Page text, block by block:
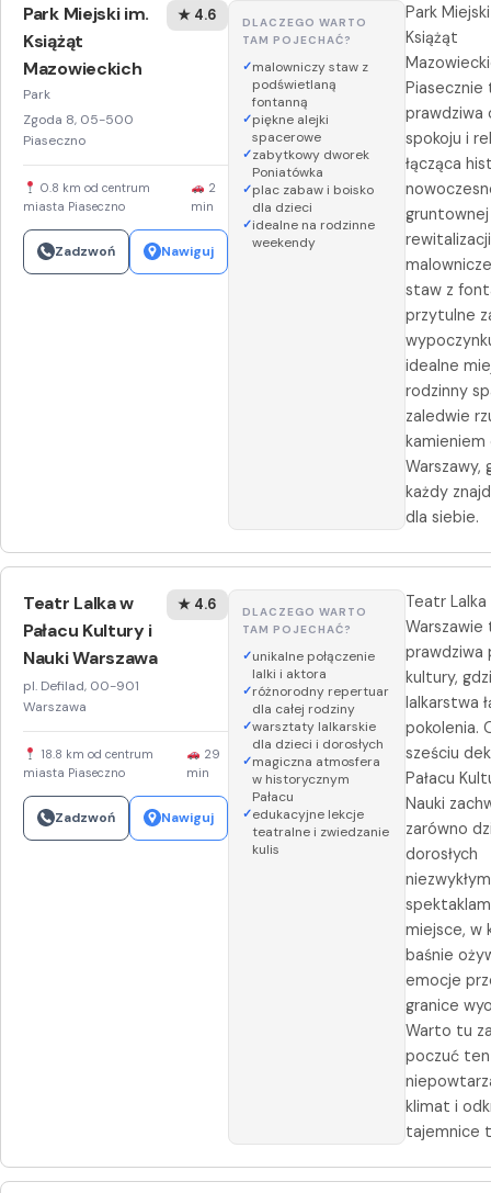
Park Miejski im.
Książąt
Mazowieckich
Park
Zgoda 8, 05-500
Piaseczno
★ 4.6
0.8 km od centrum
miasta Piaseczno
2
min
Zadzwoń Nawiguj
DLACZEGO WARTO
TAM POJECHAĆ?
malowniczy staw z
podświetlaną
fontanną
piękne alejki
spacerowe
zabytkowy dworek
Poniatówka
plac zabaw i boisko
dla dzieci
idealne na rodzinne
weekendy
Park
Książąt
Piasecznie
prawdziwa
spokoju i
łącząca
gruntownej
staw z
przytulne
idealne
rodzinny
zaledwie
kamieniem
Warszawy,
każdy
dla siebie.
Teatr Lalka w
Pałacu Kultury i
Nauki Warszawa
pl. Defilad, 00-901
Warszawa
★ 4.6
18.8 km od centrum
miasta Piaseczno
29
min
Zadzwoń Nawiguj
DLACZEGO WARTO
TAM POJECHAĆ?
unikalne połączenie
lalki i aktora
różnorodny repertuar
dla całej rodziny
warsztaty lalkarskie
dla dzieci i dorosłych
magiczna atmosfera
w historycznym
Pałacu
edukacyjne lekcje
teatralne i zwiedzanie
kulis
Teatr Lalka
Warszawie
prawdziwa
kultury,
lalkarstwa
pokolenia.
sześciu
Pałacu
Nauki
zarówno
dorosłych
miejsce, w
baśnie
emocje
granice
Warto tu
poczuć ten
klimat i
tajemnice